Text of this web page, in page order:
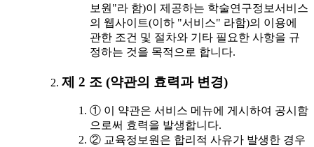
보원"라 함)이 제공하는 학술연구정보서비스
의 웹사이트(이하 "서비스" 라함)의 이용에
관한 조건 및 절차와 기타 필요한 사항을 규
정하는 것을 목적으로 합니다.
제 2 조 (약관의 효력과 변경)
① 이 약관은 서비스 메뉴에 게시하여 공시함
으로써 효력을 발생합니다.
② 교육정보원은 합리적 사유가 발생한 경우